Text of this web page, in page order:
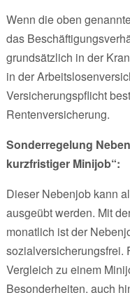
Wenn die oben
das
grundsätzlich in der
in der
Versicherungspflicht
Rentenversicherung.
Sonderregelung
kurzfristiger Minijob“:
Dieser Nebenjob kann
ausgeübt werden. Mit
monatlich ist der
sozialversicherungsfrei.
Vergleich zu einem
Besonderheiten, auch